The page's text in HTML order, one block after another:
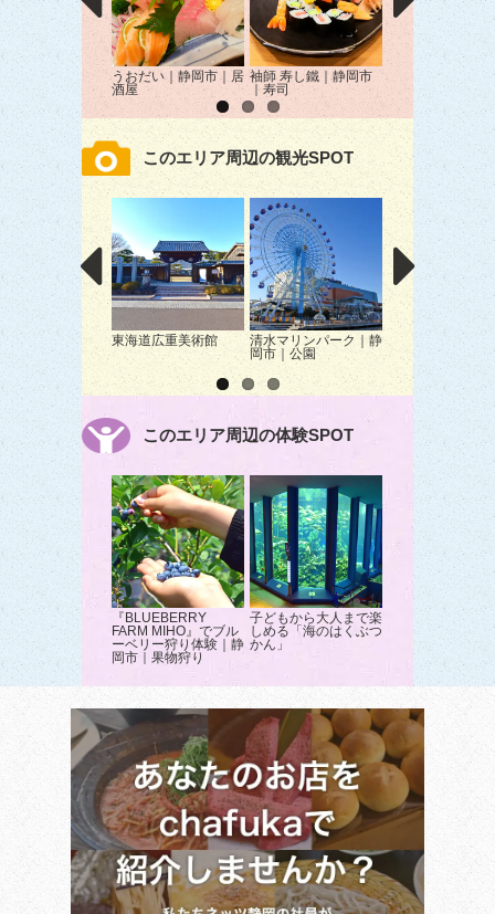
うおだい｜静岡市｜居
酒屋
袖師 寿し鐵｜静岡市
｜寿司
炭火焼肉 伴｜静
｜焼肉
このエリア周辺の観光SPOT
東海道広重美術館
清水マリンパーク｜静
岡市｜公園
静岡おいも万博
｜静岡市｜イベ
このエリア周辺の体験SPOT
『BLUEBERRY
FARM MIHO』でブル
ーベリー狩り体験｜静
岡市｜果物狩り
子どもから大人まで楽
しめる「海のはくぶつ
かん」